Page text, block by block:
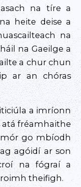
na tíre a
heite deise a
na
na Gaeilge a
a chur chun
ar an chóras
a imríonn
fréamhaithe
go mbíodh
agóidí ar son
na fógraí a
theifigh.